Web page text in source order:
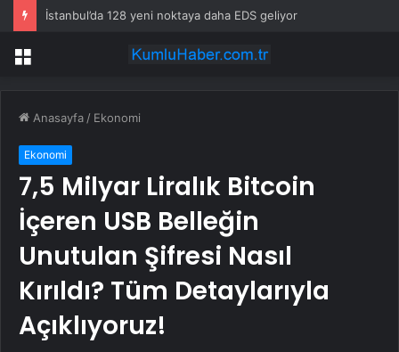
İstanbul’da 128 yeni noktaya daha EDS geliyor
Menü
Anasayfa / Ekonomi
Ekonomi
7,5 Milyar Liralık Bitcoin
İçeren USB Belleğin
Unutulan Şifresi Nasıl
Kırıldı? Tüm Detaylarıyla
Açıklıyoruz!